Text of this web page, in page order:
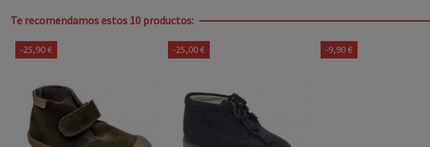
Te recomendamos estos 10 productos:
-25,90 € -25,00 € -9,90 €